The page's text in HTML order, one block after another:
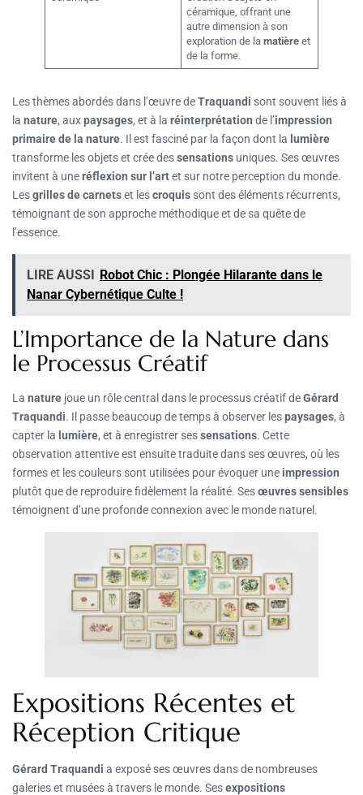
céramique, offrant une
autre dimension à son
exploration de lamatière et
de la forme.
Les thèmes abordés dans l’œuvre deTraquandi sont souvent liés à
la nature, auxpaysages, et à la réinterprétation de l’impression
primaire de la nature. Il est fasciné par la façon dont la lumière
transforme les objets et crée dessensations uniques. Ses œuvres
invitent à uneréflexion sur l’artet sur notre perception du monde.
Lesgrilles de carnetset lescroquis sont des éléments récurrents,
témoignant de son approche méthodique et de sa quête de
l’essence.
LIRE AUSSI Robot Chic : Plongée Hilarante dans le
Nanar Cybernétique Culte !
L’Importance de la Nature dans
le Processus Créatif
La nature joue un rôle central dans le processus créatif deGérard
Traquandi. Il passe beaucoup de temps à observer lespaysages, à
capter la lumière, et à enregistrer sessensations. Cette
observation attentive est ensuite traduite dans ses œuvres, où les
formes et les couleurs sont utilisées pour évoquer une impression
plutôt que de reproduire fidèlement la réalité. Sesœuvres sensibles
témoignent d’une profonde connexion avec le monde naturel.
Expositions Récentes et
Réception Critique
Gérard Traquandi a exposé ses œuvres dans de nombreuses
galeries et musées à travers le monde. Sesexpositions